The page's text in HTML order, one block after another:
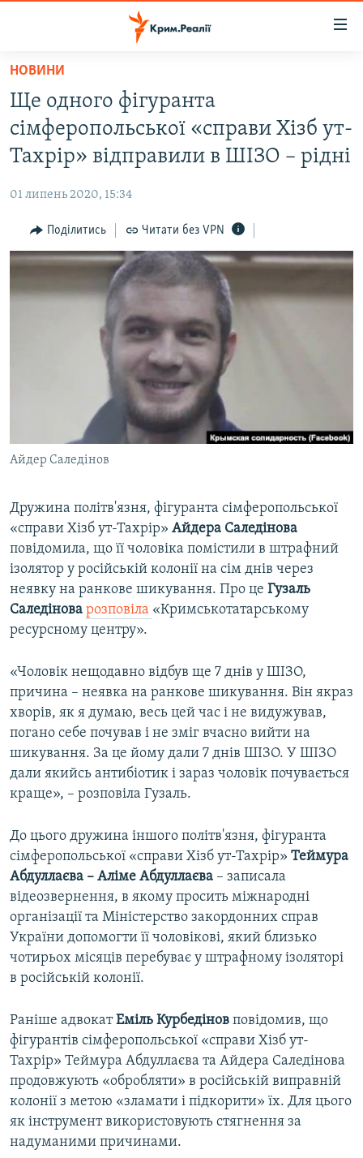
Перейти
основного
матеріалу
Перейти
до
основної
Перейти
до
пошуку
ВОДА.КРИМ
ВІДЕО ТА ФОТО
БЛОГИ
ПОГЛЯД
ІНТЕРВ'Ю
ВСЕ ЗА ДЕНЬ
ВІДЕОУРОКИ «ELIFBE»
СВІДЧЕННЯ ОКУПАЦІЇ
УКРАЇНСЬКА ПРОБЛЕМА КРИМУ
ІНФОГРАФІКА
ЯК ОБІЙТИ БЛОКУВАННЯ
ДОЛУЧАЙСЯ!
Усі сайти RFE/RL
НОВИНИ
Ще одного фігуранта
сімферопольської «справи Хізб ут-
Тахрір» відправили в ШІЗО – рідні
01 липень 2020, 15:34
Поділитись Читати без VPN
Айдер Саледінов
Дружина політв'язня, фігуранта сімферопольської
«справи Хізб ут-Тахрір» Айдера Саледінова
повідомила, що її чоловіка помістили в штрафний
ізолятор у російській колонії на сім днів через
неявку на ранкове шикування. Про це Гузаль
Саледінова розповіла «Кримськотатарському
ресурсному центру».
«Чоловік нещодавно відбув ще 7 днів у ШІЗО,
причина – неявка на ранкове шикування. Він якраз
хворів, як я думаю, весь цей час і не видужував,
погано себе почував і не зміг вчасно вийти на
шикування. За це йому дали 7 днів ШІЗО. У ШІЗО
дали якийсь антибіотик і зараз чоловік почувається
краще», – розповіла Гузаль.
До цього дружина іншого політв'язня, фігуранта
сімферопольської «справи Хізб ут-Тахрір» Теймура
Абдуллаєва – Аліме Абдуллаєва – записала
відеозвернення, в якому просить міжнародні
організації та Міністерство закордонних справ
України допомогти її чоловікові, який близько
чотирьох місяців перебуває у штрафному ізоляторі
в російській колонії.
Раніше адвокатЕміль Курбедінов повідомив, що
фігурантів сімферопольської «справи Хізб ут-
Тахрір» Теймура Абдуллаєва та Айдера Саледінова
продовжують «обробляти» в російській виправній
колонії з метою «зламати і підкорити» їх. Для цього
як інструмент використовують стягнення за
надуманими причинами.